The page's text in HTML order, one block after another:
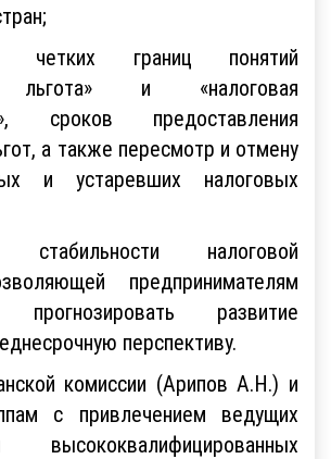
четких границ понятий
льгота» и «налоговая
сроков предоставления
а также пересмотр и отмену
и устаревших налоговых
стабильности налоговой
предпринимателям
прогнозировать развитие
перспективу.
комиссии (Арипов А.Н.) и
с привлечением ведущих